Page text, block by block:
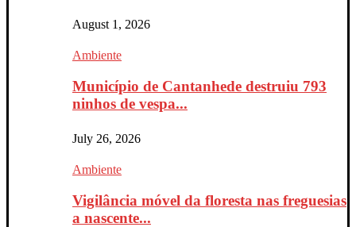
August 1, 2026
Ambiente
Município de Cantanhede destruiu 793
ninhos de vespa...
July 26, 2026
Ambiente
Vigilância móvel da floresta nas freguesias
a nascente...